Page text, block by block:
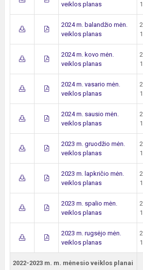
veiklos planas
2024 m. balandžio mėn.
veiklos planas
2024 m. kovo mėn.
veiklos planas
2024 m. vasario mėn.
veiklos planas
2024 m. sausio mėn.
veiklos planas
2023 m. gruodžio mėn.
veiklos planas
2023 m. lapkričio mėn.
veiklos planas
2023 m. spalio mėn.
veiklos planas
2023 m. rugsėjo mėn.
veiklos planas
2022-2023 m. m. mėnesio veiklos planai